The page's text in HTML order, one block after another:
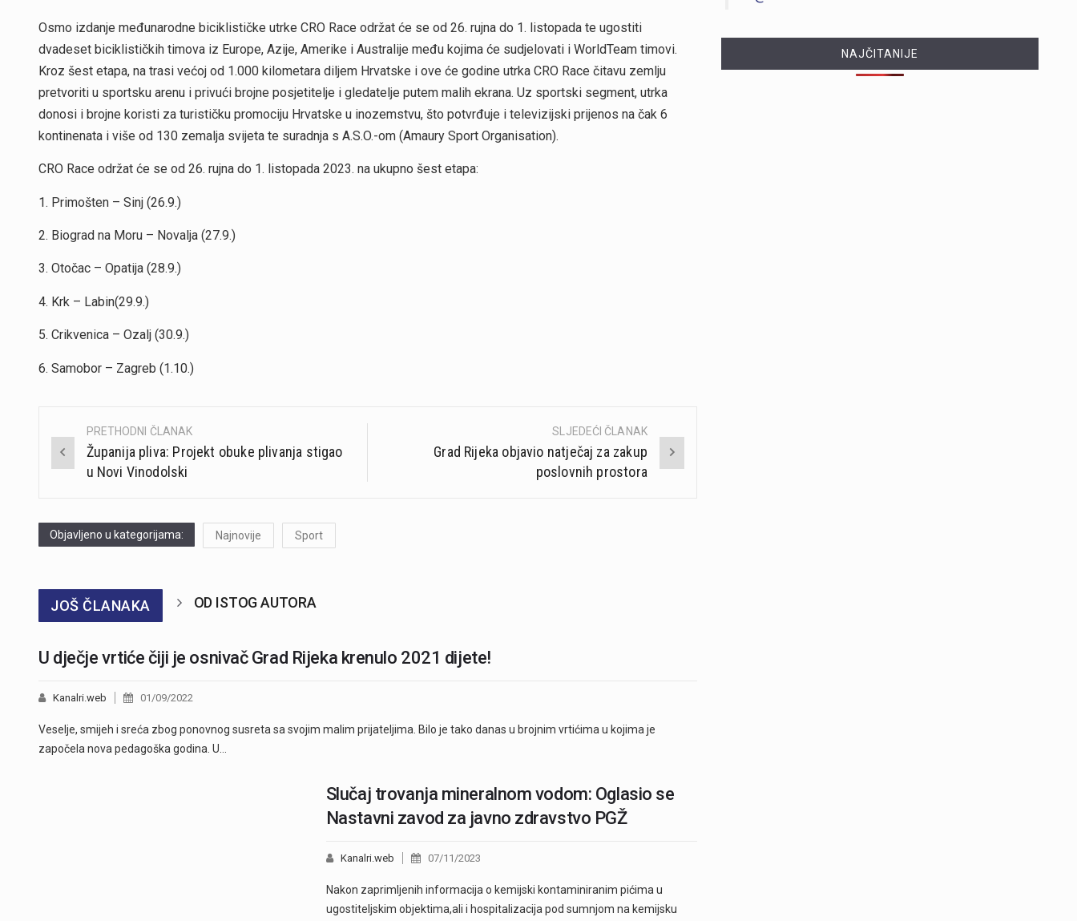
Osmo izdanje međunarodne biciklističke utrke CRO Race održat će se od 26. rujna do 1. listopada te ugostiti
dvadeset biciklističkih timova iz Europe, Azije, Amerike i Australije među kojima će sudjelovati i WorldTeam timovi.
Kroz šest etapa, na trasi većoj od 1.000 kilometara diljem Hrvatske i ove će godine utrka CRO Race čitavu zemlju
pretvoriti u sportsku arenu i privući brojne posjetitelje i gledatelje putem malih ekrana. Uz sportski segment, utrka
donosi i brojne koristi za turističku promociju Hrvatske u inozemstvu, što potvrđuje i televizijski prijenos na čak 6
kontinenata i više od 130 zemalja svijeta te suradnja s A.S.O.-om (Amaury Sport Organisation).
CRO Race održat će se od 26. rujna do 1. listopada 2023. na ukupno šest etapa:
1. Primošten – Sinj (26.9.)
2. Biograd na Moru – Novalja (27.9.)
3. Otočac – Opatija (28.9.)
4. Krk – Labin(29.9.)
5. Crikvenica – Ozalj (30.9.)
6. Samobor – Zagreb (1.10.)
Post
navigation
PRETHODNI ČLANAK
Županija pliva: Projekt obuke plivanja stigao
u Novi Vinodolski
SLJEDEĆI ČLANAK
Grad Rijeka objavio natječaj za zakup
poslovnih prostora
Objavljeno u kategorijama: Najnovije Sport
JOŠ ČLANAKA OD ISTOG AUTORA
U dječje vrtiće čiji je osnivač Grad Rijeka krenulo 2021 dijete!
Kanalri.web 01/09/2022
Veselje, smijeh i sreća zbog ponovnog susreta sa svojim malim prijateljima. Bilo je tako danas u brojnim vrtićima u kojima je
započela nova pedagoška godina. U…
Slučaj trovanja mineralnom vodom: Oglasio se
Nastavni zavod za javno zdravstvo PGŽ
Kanalri.web 07/11/2023
Nakon zaprimljenih informacija o kemijski kontaminiranim pićima u
ugostiteljskim objektima,ali i hospitalizacija pod sumnjom na kemijsku
NAJČITANIJE